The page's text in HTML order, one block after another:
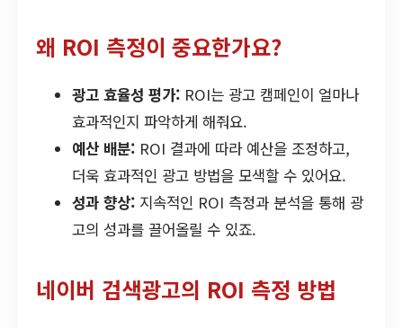
왜 ROI 측정이 중요한가요?
광고 효율성 평가: ROI는 광고 캠페인이 얼마나
효과적인지 파악하게 해줘요.
예산 배분: ROI 결과에 따라 예산을 조정하고,
더욱 효과적인 광고 방법을 모색할 수 있어요.
성과 향상: 지속적인 ROI 측정과 분석을 통해 광
고의 성과를 끌어올릴 수 있죠.
네이버 검색광고의 ROI 측정 방법